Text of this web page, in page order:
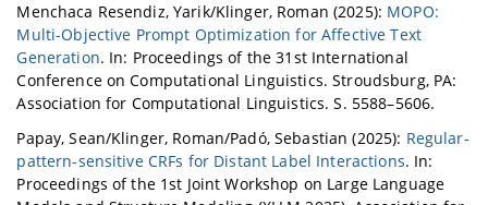
Menchaca Resendiz, Yarik/Klinger, Roman (2025): MOPO:
Multi-Objective Prompt Optimization for Affective Text
Generation. In: Proceedings of the 31st International
Conference on Computational Linguistics. Stroudsburg, PA:
Association for Computational Linguistics. S. 5588–5606.
Papay, Sean/Klinger, Roman/Padó, Sebastian (2025): Regular-
pattern-sensitive CRFs for Distant Label Interactions. In:
Proceedings of the 1st Joint Workshop on Large Language